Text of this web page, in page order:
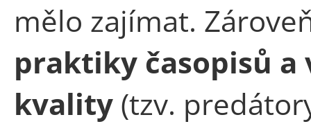
mělo zajímat.
praktiky časopisů
kvality (tzv.